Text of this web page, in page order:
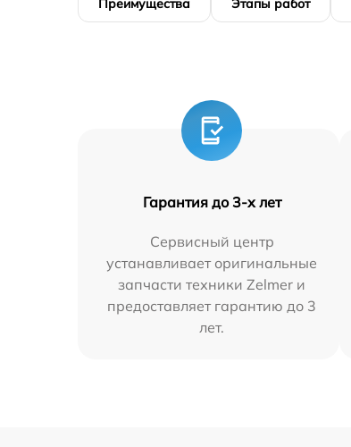
Преимущества Этапы работ
Гарантия до 3-х лет
Сервисный центр
устанавливает оригинальные
запчасти техники Zelmer и
предоставляет гарантию до 3
лет.